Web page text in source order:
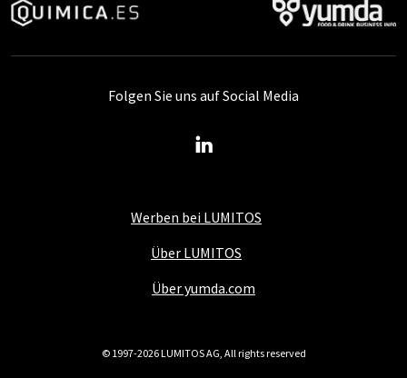
Werben bei LUMITOS
Über LUMITOS
Über yumda.com
Folgen Sie uns auf Social Media
© 1997-2026 LUMITOS AG, All rights reserved